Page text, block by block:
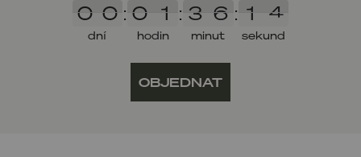
dní
0
0 0
0 :
hodin
0
0 1
1 :
minut
3
3 6
6 :
sekund
1
1 4
4
OBJEDNAT